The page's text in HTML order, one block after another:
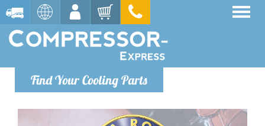
Find Your Cooling Parts